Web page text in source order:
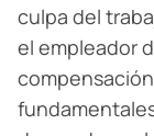
culpa del
el empleador